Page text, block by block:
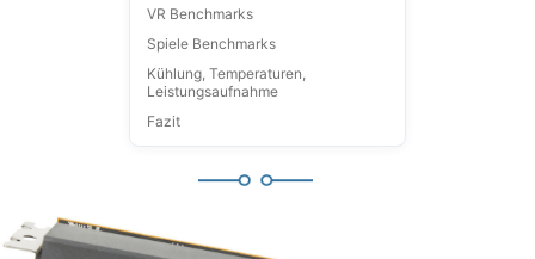
VR Benchmarks
Spiele Benchmarks
Kühlung, Temperaturen,
Leistungsaufnahme
Fazit